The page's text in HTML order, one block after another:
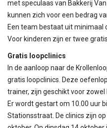
met speculaas van Bakkerij
kunnen zich voor een bedrag
Een team bestaat uit minimaal
Voor kinderen zijn er twee
Gratis loopclinics
In de aanloop naar de
gratis loopclinics. Deze
trainer, zijn geschikt voor
Er wordt gestart om 10.00 uur
Stationsstraat. De clinics zijn